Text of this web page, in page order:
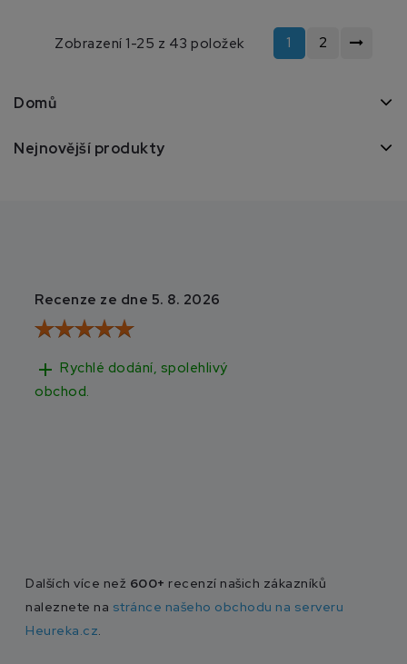
Zobrazení 1-25 z 43 položek 1 2
Domů
Nejnovější produkty
Recenze ze dne 5. 8. 2026
add Rychlé dodání, spolehlivý
obchod.
Dalších více než 600+ recenzí našich zákazníků
naleznete na stránce našeho obchodu na serveru
Heureka.cz.